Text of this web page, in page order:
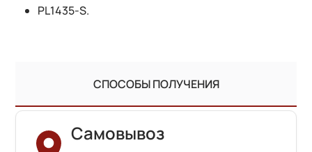
PL1435-S.
СПОСОБЫ ПОЛУЧЕНИЯ
Самовывоз